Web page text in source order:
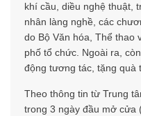
khí cầu, diều nghệ thuật,
nhân làng nghề, các
do Bộ Văn hóa, Thể thao
phố tổ chức. Ngoài ra,
động tương tác, tặng quà
Theo thông tin từ Trung
trong 3 ngày đầu mở cửa